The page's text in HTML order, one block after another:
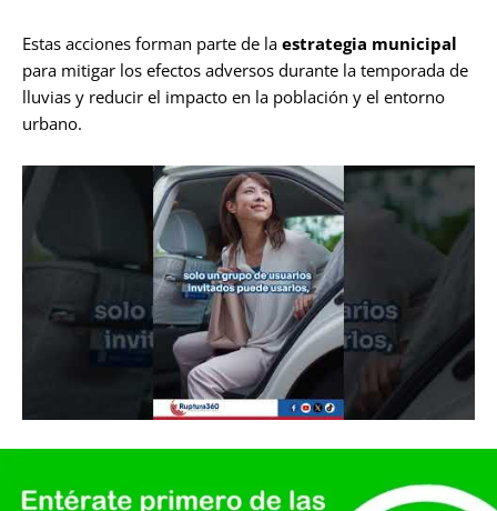
Estas acciones forman parte de la estrategia municipal
para mitigar los efectos adversos durante la temporada de
lluvias y reducir el impacto en la población y el entorno
urbano.